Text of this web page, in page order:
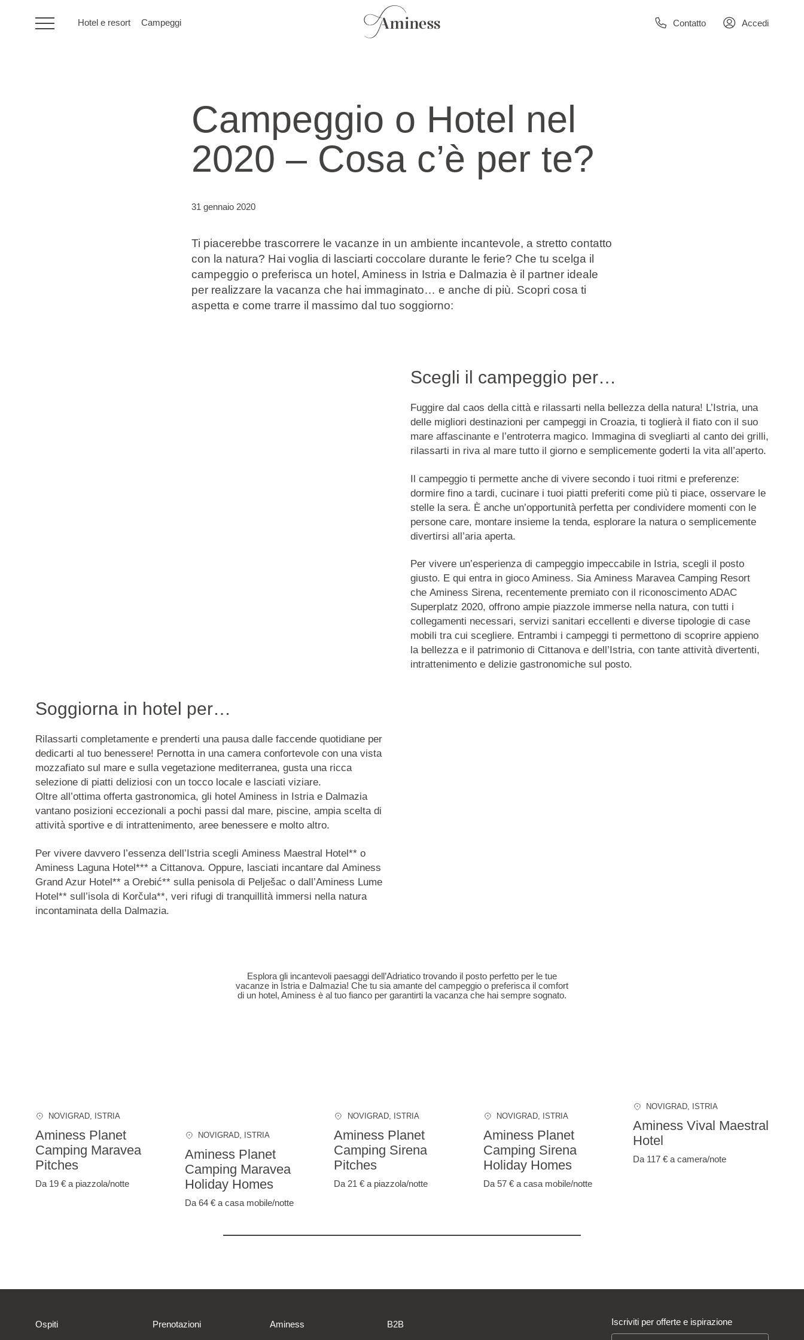
Hotel e resort Campeggi Contatto Accedi
Campeggio o Hotel nel
2020 – Cosa c’è per te?
31 gennaio 2020
Ti piacerebbe trascorrere le vacanze in un ambiente incantevole, a stretto contatto
con la natura? Hai voglia di lasciarti coccolare durante le ferie? Che tu scelga il
campeggio o preferisca un hotel, Aminess in Istria e Dalmazia è il partner ideale
per realizzare la vacanza che hai immaginato… e anche di più. Scopri cosa ti
aspetta e come trarre il massimo dal tuo soggiorno:
Scegli il campeggio per…
Fuggire dal caos della città e rilassarti nella bellezza della natura! L’Istria, una
delle migliori destinazioni per campeggi in Croazia, ti toglierà il fiato con il suo
mare affascinante e l’entroterra magico. Immagina di svegliarti al canto dei grilli,
rilassarti in riva al mare tutto il giorno e semplicemente goderti la vita all’aperto.
Il campeggio ti permette anche di vivere secondo i tuoi ritmi e preferenze:
dormire fino a tardi, cucinare i tuoi piatti preferiti come più ti piace, osservare le
stelle la sera. È anche un’opportunità perfetta per condividere momenti con le
persone care, montare insieme la tenda, esplorare la natura o semplicemente
divertirsi all’aria aperta.
Per vivere un’esperienza di campeggio impeccabile in Istria, scegli il posto
giusto. E qui entra in gioco Aminess. Sia Aminess Maravea Camping Resort
che Aminess Sirena, recentemente premiato con il riconoscimento ADAC
Superplatz 2020, offrono ampie piazzole immerse nella natura, con tutti i
collegamenti necessari, servizi sanitari eccellenti e diverse tipologie di case
mobili tra cui scegliere. Entrambi i campeggi ti permettono di scoprire appieno
la bellezza e il patrimonio di Cittanova e dell’Istria, con tante attività divertenti,
intrattenimento e delizie gastronomiche sul posto.
Soggiorna in hotel per…
Rilassarti completamente e prenderti una pausa dalle faccende quotidiane per
dedicarti al tuo benessere! Pernotta in una camera confortevole con una vista
mozzafiato sul mare e sulla vegetazione mediterranea, gusta una ricca
selezione di piatti deliziosi con un tocco locale e lasciati viziare.
Oltre all’ottima offerta gastronomica, gli hotel Aminess in Istria e Dalmazia
vantano posizioni eccezionali a pochi passi dal mare, piscine, ampia scelta di
attività sportive e di intrattenimento, aree benessere e molto altro.
Per vivere davvero l’essenza dell’Istria scegli Aminess Maestral Hotel** o
Aminess Laguna Hotel*** a Cittanova. Oppure, lasciati incantare dal Aminess
Grand Azur Hotel** a Orebić** sulla penisola di Pelješac o dall’Aminess Lume
Hotel** sull’isola di Korčula**, veri rifugi di tranquillità immersi nella natura
incontaminata della Dalmazia.
Esplora gli incantevoli paesaggi dell’Adriatico trovando il posto perfetto per le tue
vacanze in Istria e Dalmazia! Che tu sia amante del campeggio o preferisca il comfort
di un hotel, Aminess è al tuo fianco per garantirti la vacanza che hai sempre sognato.
NOVIGRAD , ISTRIA
Aminess Planet
Camping Maravea
Pitches
Da 19 € a piazzola/notte
NOVIGRAD, ISTRIA
Aminess Planet
Camping Maravea
Holiday Homes
Da 64 € a casa mobile/notte
NOVIGRAD, ISTRIA
Aminess Planet
Camping Sirena
Pitches
Da 21 €a piazzola/notte
NOVIGRAD , ISTRIA
Aminess Planet
Camping Sirena
Holiday Homes
Da 57 €a casa mobile/notte
NOVIGRAD , ISTRIA
Aminess Vival Maestral
Hotel
Da 117 € a camera/note
Ospiti Prenotazioni Aminess B2B Iscriviti per offerte e ispirazione